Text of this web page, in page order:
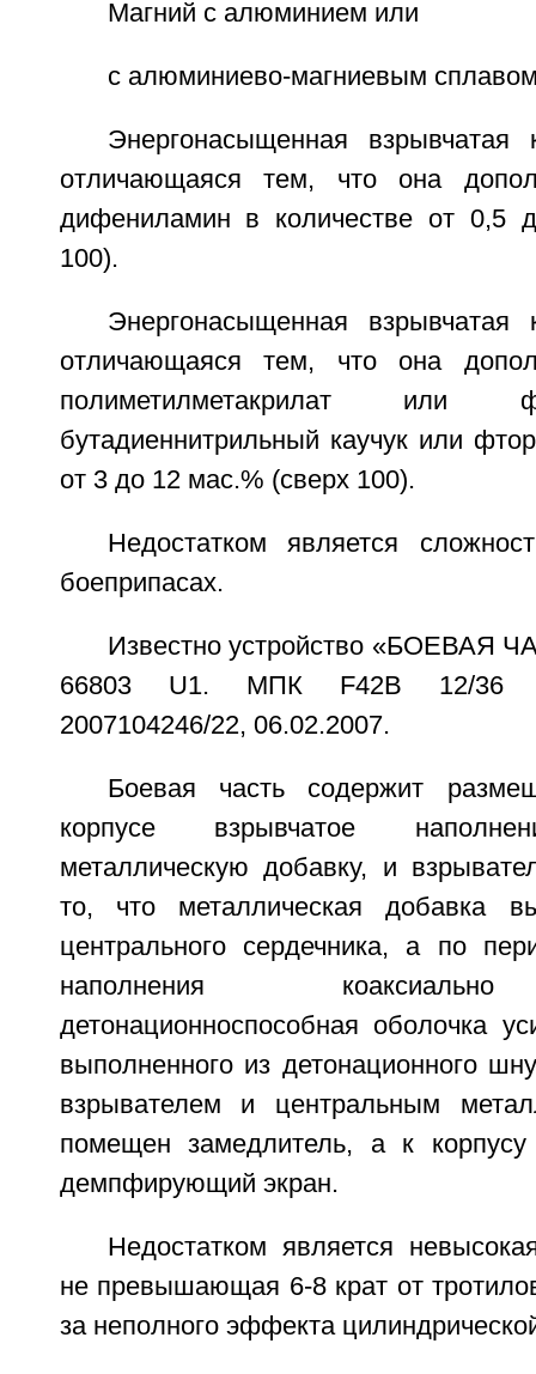
Магний с алюминием или
с алюминиево-магниевым
Энергонасыщенная
отличающаяся тем, что она
дифениламин в количестве от 0,5
100).
Энергонасыщенная
отличающаяся тем, что она
полиметилметакрилат или
бутадиеннитрильный каучук или
от 3 до 12 мас.% (сверх 100).
Недостатком является
боеприпасах.
Известно устройство «БОЕВАЯ
66803 U1. МПК F42B 12/36
2007104246/22, 06.02.2007.
Боевая часть содержит
корпусе взрывчатое
металлическую добавку, и
то, что металлическая добавка
центрального сердечника, а по
наполнения
детонационноспособная оболочка
выполненного из детонационного
взрывателем и центральным
помещен замедлитель, а к корпусу
демпфирующий экран.
Недостатком является
не превышающая 6-8 крат от
за неполного эффекта